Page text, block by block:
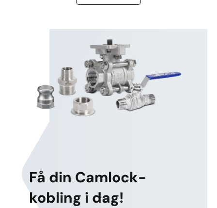
Få din Camlock-
kobling i dag!